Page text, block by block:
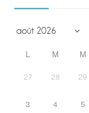
L M M
27
28 29
3 4 5